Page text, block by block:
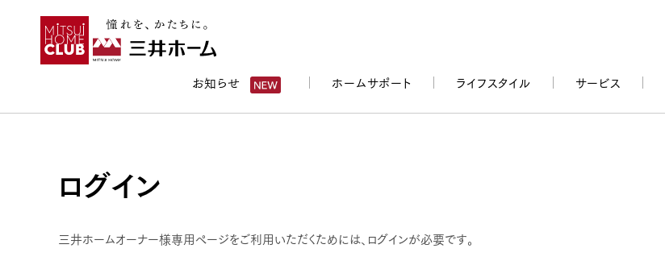
お知らせ ホームサポート ライフスタイル サービス
ログイン
三井ホームオーナー様専用ページをご利用いただくためには、ログインが必要です。